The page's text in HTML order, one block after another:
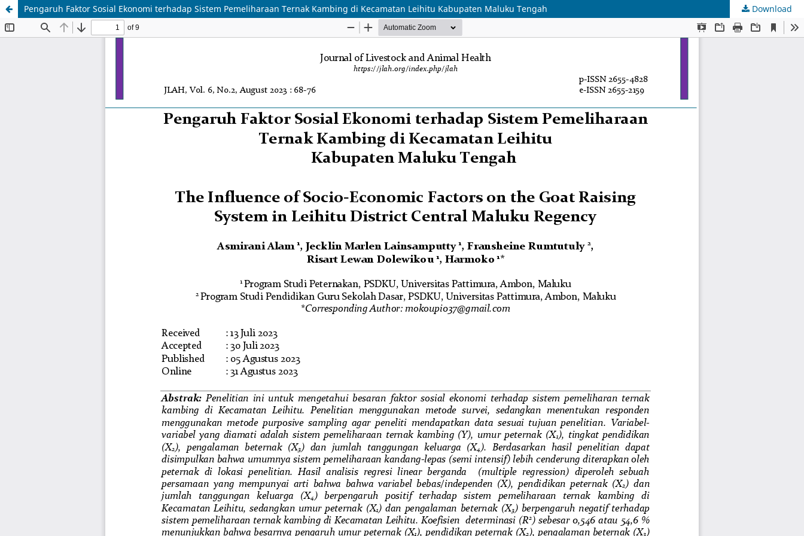
Pengaruh Faktor Sosial Ekonomi terhadap Sistem Pemeliharaan Ternak Kambing di Kecamatan Leihitu Kabupaten Maluku Tengah Download